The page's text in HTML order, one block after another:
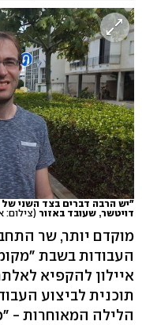
"יש הרבה דברים בצד השני של
דויטשר, שעובד באזור (צילום:
מוקדם יותר, שר
העבודות בשבת
איילון להקפיא
תוכנית לביצוע
הלילה המאוחרות -